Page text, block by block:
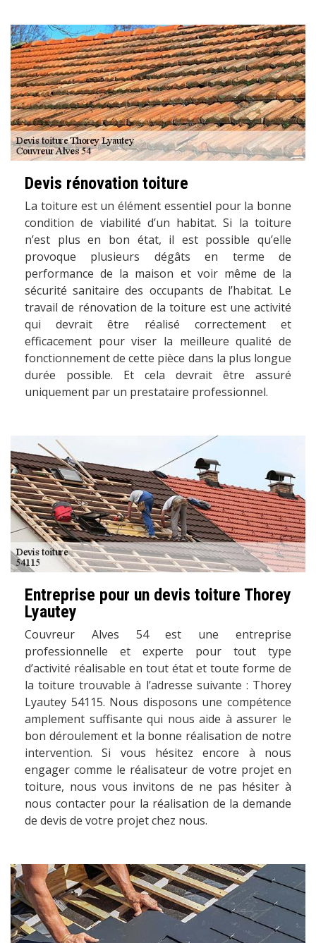
Devis rénovation toiture
La toiture est un élément essentiel pour la bonne
condition de viabilité d’un habitat. Si la toiture
n’est plus en bon état, il est possible qu’elle
provoque plusieurs dégâts en terme de
performance de la maison et voir même de la
sécurité sanitaire des occupants de l’habitat. Le
travail de rénovation de la toiture est une activité
qui devrait être réalisé correctement et
efficacement pour viser la meilleure qualité de
fonctionnement de cette pièce dans la plus longue
durée possible. Et cela devrait être assuré
uniquement par un prestataire professionnel.
Entreprise pour un devis toiture Thorey
Lyautey
Couvreur Alves 54 est une entreprise
professionnelle et experte pour tout type
d’activité réalisable en tout état et toute forme de
la toiture trouvable à l’adresse suivante : Thorey
Lyautey 54115. Nous disposons une compétence
amplement suffisante qui nous aide à assurer le
bon déroulement et la bonne réalisation de notre
intervention. Si vous hésitez encore à nous
engager comme le réalisateur de votre projet en
toiture, nous vous invitons de ne pas hésiter à
nous contacter pour la réalisation de la demande
de devis de votre projet chez nous.